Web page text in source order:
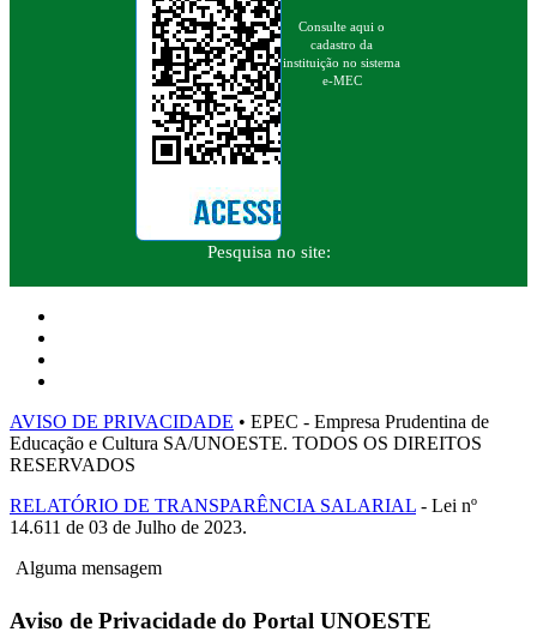
Consulte aqui o
cadastro da
instituição no sistema
e-MEC
Pesquisa no site:
AVISO DE PRIVACIDADE • EPEC - Empresa Prudentina de
Educação e Cultura SA/UNOESTE. TODOS OS DIREITOS
RESERVADOS
RELATÓRIO DE TRANSPARÊNCIA SALARIAL - Lei nº
14.611 de 03 de Julho de 2023.
Alguma mensagem
Aviso de Privacidade do Portal UNOESTE